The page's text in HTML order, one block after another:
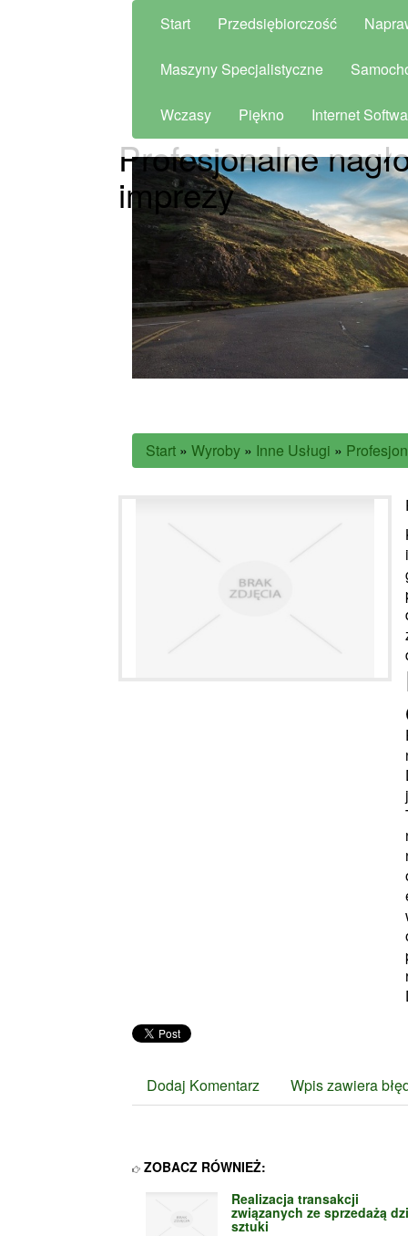
Start Przedsiębiorczość
Maszyny Specjalistyczne
Wczasy Piękno Internet
Profesjonalne
imprezy
Start » Wyroby » Inne Usługi »
Dodaj Komentarz Wpis zawiera
ZOBACZ RÓWNIEŻ:
Realizacja transakcji
związanych ze sprzedażą
sztuki